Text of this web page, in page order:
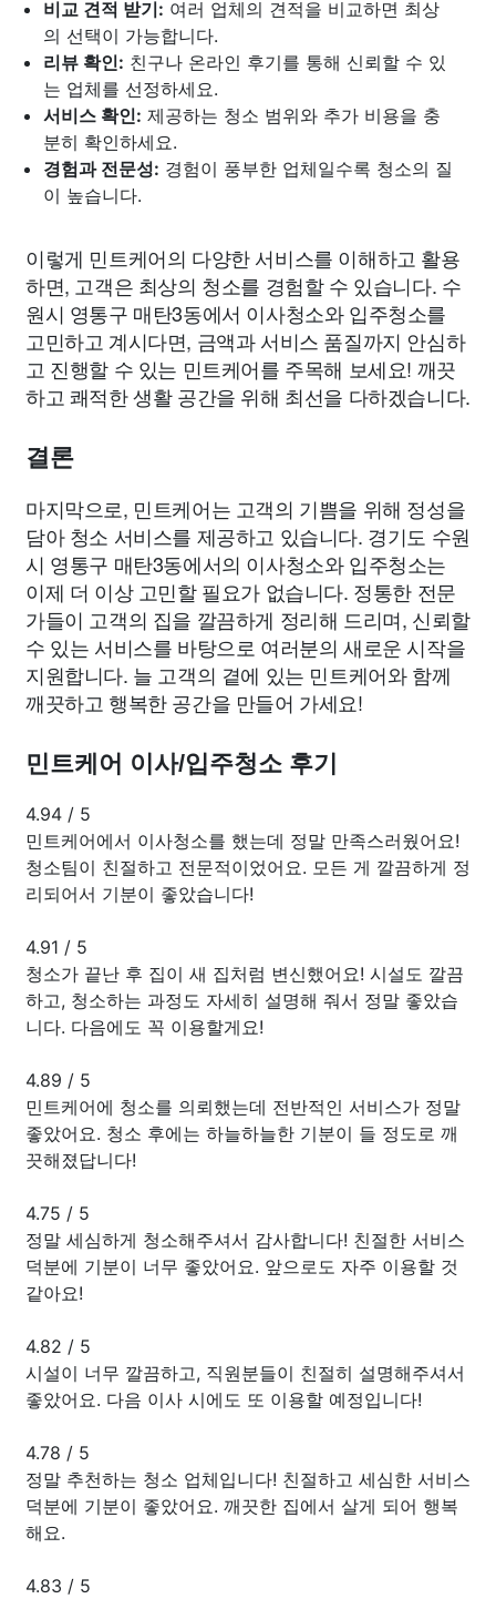
비교 견적 받기: 여러 업체의 견적을 비교하면 최상
의 선택이 가능합니다.
리뷰 확인: 친구나 온라인 후기를 통해 신뢰할 수 있
는 업체를 선정하세요.
서비스 확인: 제공하는 청소 범위와 추가 비용을 충
분히 확인하세요.
경험과 전문성: 경험이 풍부한 업체일수록 청소의 질
이 높습니다.
이렇게 민트케어의 다양한 서비스를 이해하고 활용
하면, 고객은 최상의 청소를 경험할 수 있습니다. 수
원시 영통구 매탄3동에서 이사청소와 입주청소를
고민하고 계시다면, 금액과 서비스 품질까지 안심하
고 진행할 수 있는 민트케어를 주목해 보세요! 깨끗
하고 쾌적한 생활 공간을 위해 최선을 다하겠습니다.
결론
마지막으로, 민트케어는 고객의 기쁨을 위해 정성을
담아 청소 서비스를 제공하고 있습니다. 경기도 수원
시 영통구 매탄3동에서의 이사청소와 입주청소는
이제 더 이상 고민할 필요가 없습니다. 정통한 전문
가들이 고객의 집을 깔끔하게 정리해 드리며, 신뢰할
수 있는 서비스를 바탕으로 여러분의 새로운 시작을
지원합니다. 늘 고객의 곁에 있는 민트케어와 함께
깨끗하고 행복한 공간을 만들어 가세요!
민트케어 이사/입주청소 후기
4.94 / 5
민트케어에서 이사청소를 했는데 정말 만족스러웠어요!
청소팀이 친절하고 전문적이었어요. 모든 게 깔끔하게 정
리되어서 기분이 좋았습니다!
4.91 / 5
청소가 끝난 후 집이 새 집처럼 변신했어요! 시설도 깔끔
하고, 청소하는 과정도 자세히 설명해 줘서 정말 좋았습
니다. 다음에도 꼭 이용할게요!
4.89 / 5
민트케어에 청소를 의뢰했는데 전반적인 서비스가 정말
좋았어요. 청소 후에는 하늘하늘한 기분이 들 정도로 깨
끗해졌답니다!
4.75 / 5
정말 세심하게 청소해주셔서 감사합니다! 친절한 서비스
덕분에 기분이 너무 좋았어요. 앞으로도 자주 이용할 것
같아요!
4.82 / 5
시설이 너무 깔끔하고, 직원분들이 친절히 설명해주셔서
좋았어요. 다음 이사 시에도 또 이용할 예정입니다!
4.78 / 5
정말 추천하는 청소 업체입니다! 친절하고 세심한 서비스
덕분에 기분이 좋았어요. 깨끗한 집에서 살게 되어 행복
해요.
4.83 / 5